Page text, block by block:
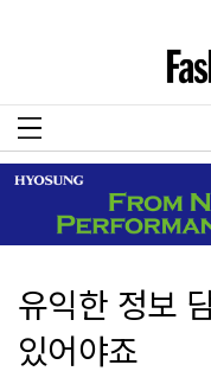
유익한 정보
있어야죠